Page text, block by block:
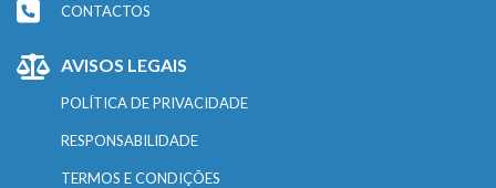
CONTACTOS
AVISOS LEGAIS
POLÍTICA DE PRIVACIDADE
RESPONSABILIDADE
TERMOS E CONDIÇÕES